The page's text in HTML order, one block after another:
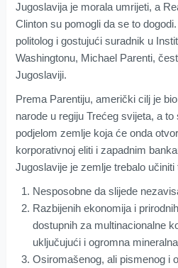
Jugoslavija je morala umrijeti, a
Clinton su pomogli da se to
politolog i gostujući suradnik u
Washingtonu, Michael Parenti,
Jugoslaviji.
Prema Parentiju, američki cilj je
narode u regiju Trećeg svijeta, a
podjelom zemlje koja će onda
korporativnoj eliti i zapadnim
Jugoslavije je zemlje trebalo
Nesposobne da slijede
Razbijenih ekonomija i
dostupnih za multinacionalne
uključujući i ogromna
Osiromašenog, ali pismenog i